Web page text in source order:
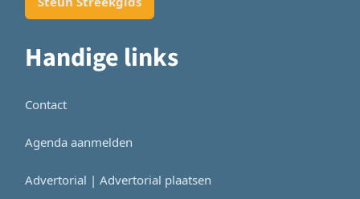
Handige links
Contact
Agenda aanmelden
Advertorial | Advertorial plaatsen